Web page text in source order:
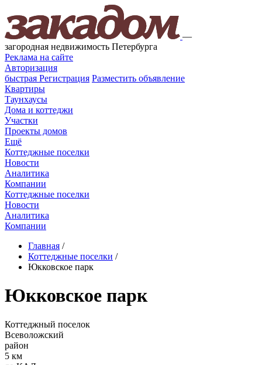
—
загородная недвижимость Петербурга
Реклама на сайте
Авторизация
быстрая Регистрация Разместить объявление
Квартиры
Таунхаусы
Дома и коттеджи
Участки
Проекты домов
Ещё
Коттеджные поселки
Новости
Аналитика
Компании
Коттеджные поселки
Новости
Аналитика
Компании
Главная /
Коттеджные поселки /
Юкковское парк
Юкковское парк
Коттеджный поселок
Всеволожский
район
5 км